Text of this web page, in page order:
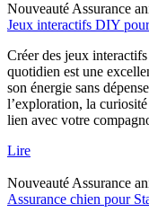
NouveautéAssurance
Jeux interactifs DIY
Créer des jeux
quotidien est une
son énergie sans
l’exploration, la
lien avec votre
Lire
NouveautéAssurance
Assurance chien pour